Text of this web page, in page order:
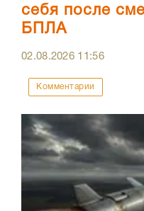
себя после
БПЛА
02.08.2026 11:56
Комментарии